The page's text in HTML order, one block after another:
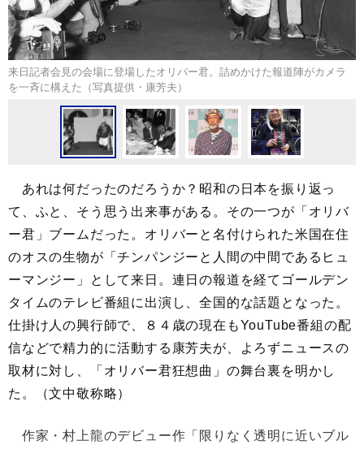
来日記者会見の会場に登場したオリバー君。詰めかけた報道陣がカメラ
を一斉に構えた（写真提供・康芳夫）
あれは何だったのだろうか？昭和の日本を振り返っ
て、ふと、そう思う出来事がある。その一つが「オリバ
ー君」ブームだった。オリバーと名付けられた米国在住
のオスの生物が「チンパンジーと人間の中間であるヒュ
ーマンジー」として来日。連日の報道を経てゴールデン
タイムのテレビ番組に出演し、全国的な話題となった。
仕掛け人の興行師で、８４歳の現在もYouTube番組の配
信などで精力的に活動する康芳夫が、よろずニュースの
取材に対し、「オリバー君狂想曲」の舞台裏を明かし
た。（文中敬称略）
作家・村上龍のデビュー作「限りなく透明に近いブル